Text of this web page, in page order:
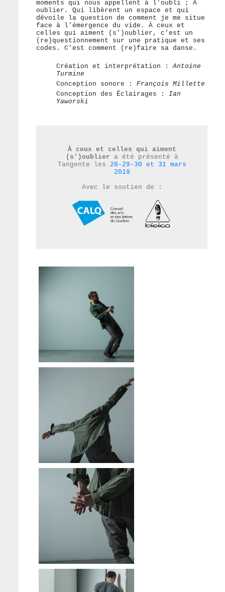
moments qui nous appellent à l'oubli ; À
oublier. Qui libèrent un espace et qui
dévoile la question de comment je me situe
face à l'émergence du vide. À ceux et
celles qui aiment (s')oublier, c'est un
(re)questionnement sur une pratique et ses
codes. C'est comment (re)faire sa danse.
Création et interprétation :Antoine
Turmine
Conception sonore :François Millette
Conception des Éclairages :Ian
Yaworski
À ceux et celles qui aiment
(s')oublier a été présenté à
Tangente les 28-29-30 et 31 mars
2019
Avec le soutien de :